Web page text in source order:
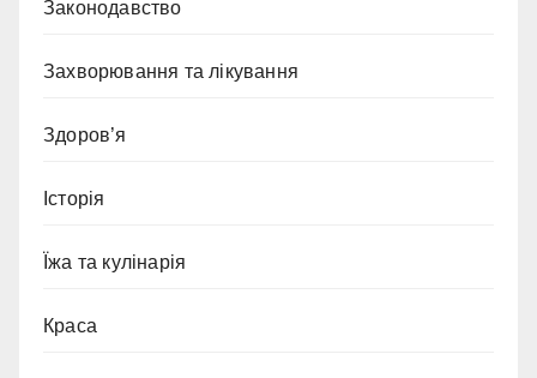
Законодавство
Захворювання та лікування
Здоров’я
Історія
Їжа та кулінарія
Краса